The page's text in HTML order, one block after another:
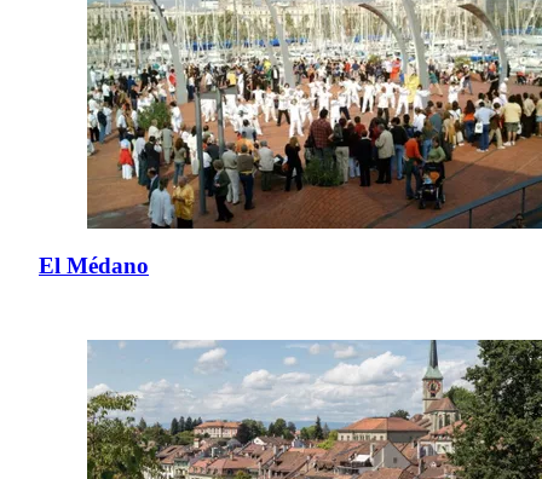
El Médano